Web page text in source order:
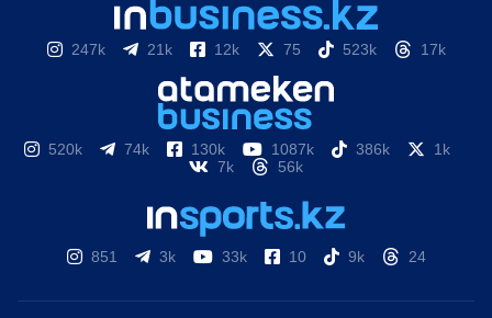
247k 21k 12k 75 523k 17k
520k 74k 130k 1087k 386k
1k
7k
56k
851 3k 33k 10 9k 24